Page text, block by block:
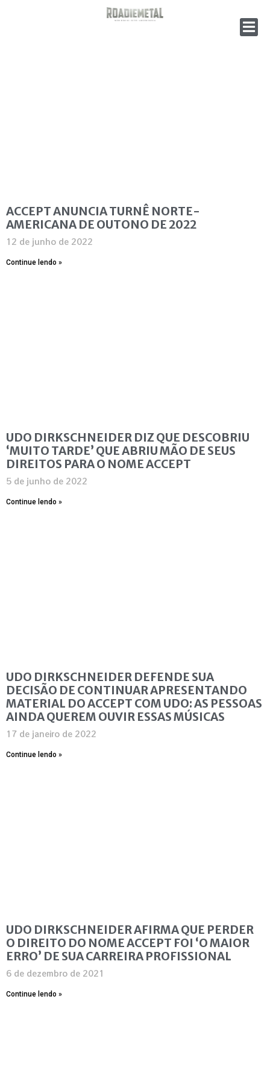
ACCEPT ANUNCIA TURNÊ NORTE-
AMERICANA DE OUTONO DE 2022
12 de junho de 2022
Continue lendo »
UDO DIRKSCHNEIDER DIZ QUE DESCOBRIU
‘MUITO TARDE’ QUE ABRIU MÃO DE SEUS
DIREITOS PARA O NOME ACCEPT
5 de junho de 2022
Continue lendo »
UDO DIRKSCHNEIDER DEFENDE SUA
DECISÃO DE CONTINUAR APRESENTANDO
MATERIAL DO ACCEPT COM UDO: AS PESSOAS
AINDA QUEREM OUVIR ESSAS MÚSICAS
17 de janeiro de 2022
Continue lendo »
UDO DIRKSCHNEIDER AFIRMA QUE PERDER
O DIREITO DO NOME ACCEPT FOI ‘O MAIOR
ERRO’ DE SUA CARREIRA PROFISSIONAL
6 de dezembro de 2021
Continue lendo »